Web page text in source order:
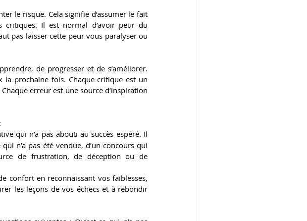
le risque. Cela signifie d’assumer le fait
Il est normal d’avoir peur du
pas laisser cette peur vous paralyser ou
de progresser et de s’améliorer.
la prochaine fois. Chaque critique est un
erreur est une source d’inspiration
qui n’a pas abouti au succès espéré. Il
n’a pas été vendue, d’un concours qui
de frustration, de déception ou de
confort en reconnaissant vos faiblesses,
les leçons de vos échecs et à rebondir